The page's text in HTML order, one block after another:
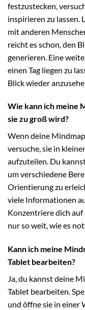
festzustecken,
inspirieren zu lassen.
mit anderen
reicht es schon, den
generieren. Eine
einen Tag liegen zu
Blick wieder
Wie kann ich meine
sie zu groß wird?
Wenn deine
versuche, sie in
aufzuteilen. Du
um verschiedene
Orientierung zu
viele Informationen
Konzentriere dich
nur so weit, wie es
Kann ich meine
Tablet bearbeiten?
Ja, du kannst deine
Tablet bearbeiten.
und öffne sie in einer